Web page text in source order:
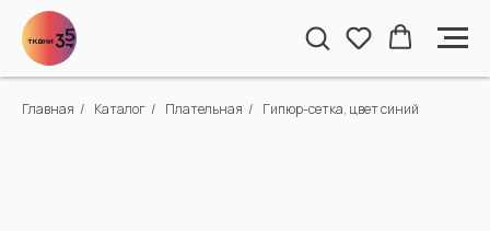
Главная / Каталог / Плательная / Гипюр-сетка, цвет синий